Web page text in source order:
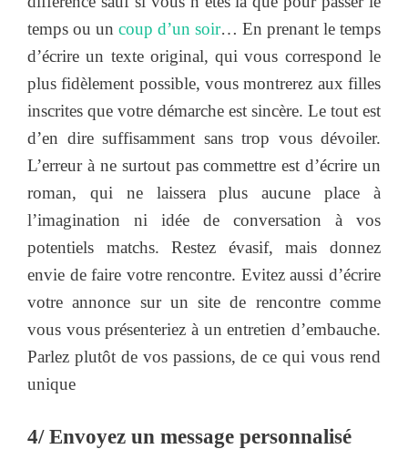
temps ou un coup d’un soir… En prenant le temps
d’écrire un texte original, qui vous correspond le
plus fidèlement possible, vous montrerez aux filles
inscrites que votre démarche est sincère. Le tout est
d’en dire suffisamment sans trop vous dévoiler.
L’erreur à ne surtout pas commettre est d’écrire un
roman, qui ne laissera plus aucune place à
l’imagination ni idée de conversation à vos
potentiels matchs. Restez évasif, mais donnez
envie de faire votre rencontre. Evitez aussi d’écrire
votre annonce sur un site de rencontre comme
vous vous présenteriez à un entretien d’embauche.
Parlez plutôt de vos passions, de ce qui vous rend
unique
4/ Envoyez un message personnalisé